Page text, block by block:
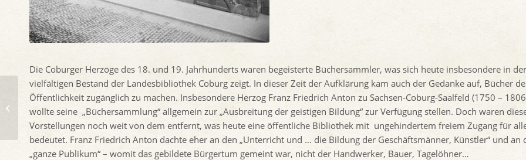
Die Coburger Herzöge des 18. und 19. Jahrhunderts waren begeisterte Büchersammler, was sich heute insbesondere in
vielfältigen Bestand der Landesbibliothek Coburg zeigt. In dieser Zeit der Aufklärung kam auch der Gedanke auf, Bücher
Öffentlichkeit zugänglich zu machen. Insbesondere Herzog Franz Friedrich Anton zu Sachsen-Coburg-Saalfeld (1750 –
wollte seine „Büchersammlung“ allgemein zur „Ausbreitung der geistigen Bildung“ zur Verfügung stellen. Doch waren
Vorstellungen noch weit von dem entfernt, was heute eine öffentliche Bibliothek mit ungehindertem freiem Zugang für
bedeutet. Franz Friedrich Anton dachte eher an den „Unterricht und … die Bildung der Geschäftsmänner, Künstler“ und an
„ganze Publikum“ – womit das gebildete Bürgertum gemeint war, nicht der Handwerker, Bauer, Tagelöhner…
„Zeitgeschichte für den
kleinen Mann“ – Das
Ehepaar Niermann
und...